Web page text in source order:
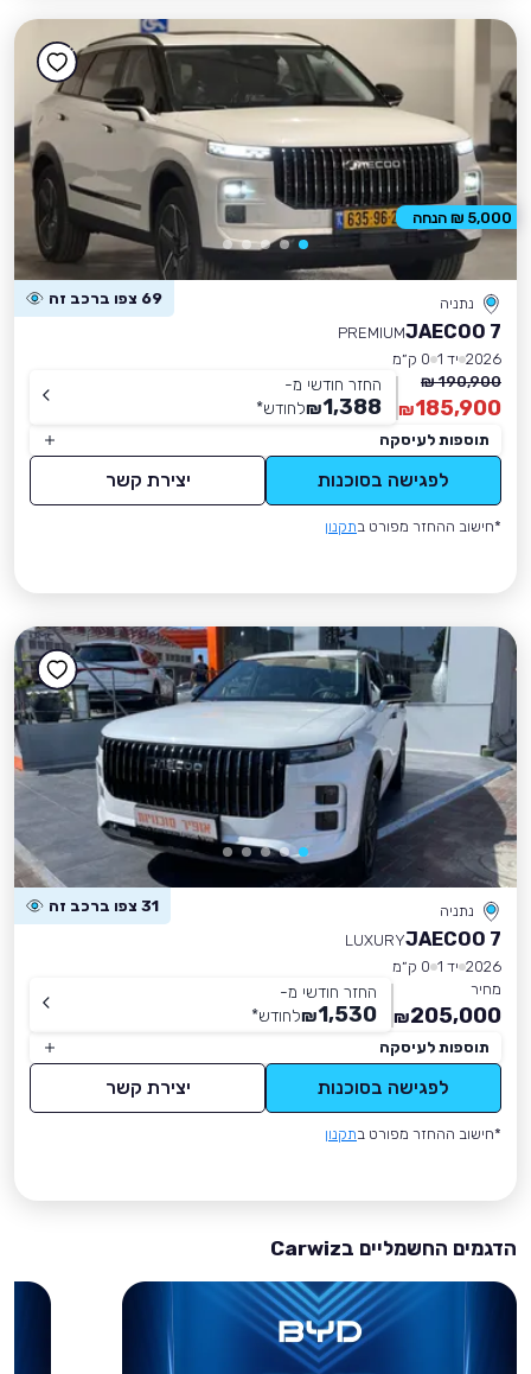
נתניה 69 צפו ברכב זה
JAECOO 7
PREMIUM
2026 יד 1
0 ק״מ
190,900 ₪
185,900
₪
החזר חודשי מ-
1,388
₪לחודש*
תוספות לעיסקה
לפגישה בסוכנות יצירת קשר
*חישוב ההחזר מפורט בתקנון
5,000 ₪ הנחה
נתניה 31 צפו ברכב זה
JAECOO 7
LUXURY
2026 יד 1
0 ק״מ
מחיר
205,000
₪
החזר חודשי מ-
1,530
₪לחודש*
תוספות לעיסקה
לפגישה בסוכנות יצירת קשר
*חישוב ההחזר מפורט בתקנון
הדגמים החשמליים בCarwiz